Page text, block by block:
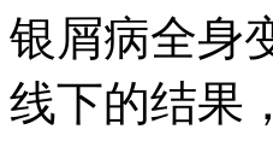
银屑病全身
线下的结果